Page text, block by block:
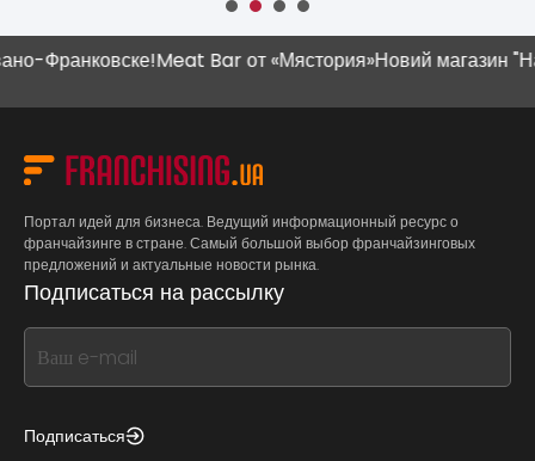
Meat Bar от «Мястория»Новий магазин "Наш
Портал идей для бизнеса. Ведущий информационный ресурс о
франчайзинге в стране. Самый большой выбор франчайзинговых
предложений и актуальные новости рынка.
Подписаться на рассылку
If
you
this,
Подписаться